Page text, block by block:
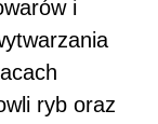
i
ryb oraz